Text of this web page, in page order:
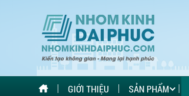
GIỚI THIỆU SẢN PHẨM